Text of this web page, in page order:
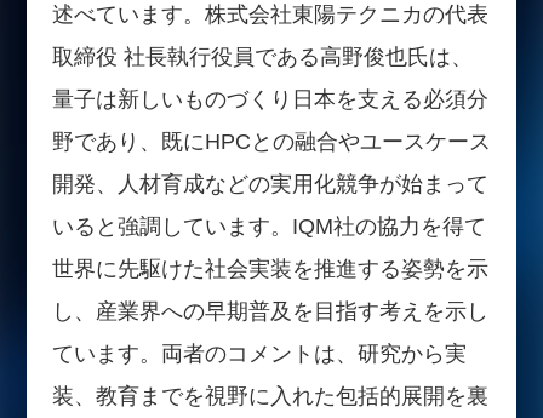
述べています。株式会社東陽テクニカの代表
取締役 社長執行役員である高野俊也氏は、
量子は新しいものづくり日本を支える必須分
野であり、既にHPCとの融合やユースケース
開発、人材育成などの実用化競争が始まって
いると強調しています。IQM社の協力を得て
世界に先駆けた社会実装を推進する姿勢を示
し、産業界への早期普及を目指す考えを示し
ています。両者のコメントは、研究から実
装、教育までを視野に入れた包括的展開を裏